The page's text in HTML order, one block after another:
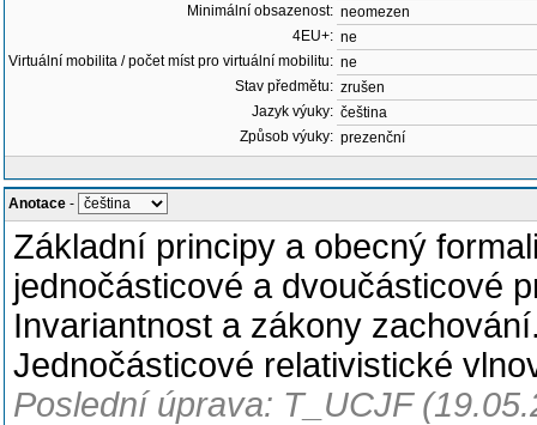
Minimální obsazenost: neomezen
4EU+: ne
Virtuální mobilita / počet míst pro virtuální mobilitu: ne
Stav předmětu: zrušen
Jazyk výuky: čeština
Způsob výuky: prezenční
Anotace -
Základní principy a obecný
jednočásticové a dvoučásticové
Invariantnost a zákony
Jednočásticové relativistické
Poslední úprava: T_UCJF